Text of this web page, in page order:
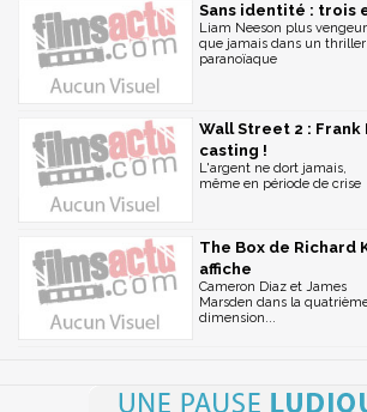
Sans identité : trois
Liam Neeson plus vengeur
que jamais dans un thriller
paranoïaque
Wall Street 2 :
casting !
L'argent ne dort jamais,
même en période de crise
The Box de Richard
affiche
Cameron Diaz et James
Marsden dans la
dimension...